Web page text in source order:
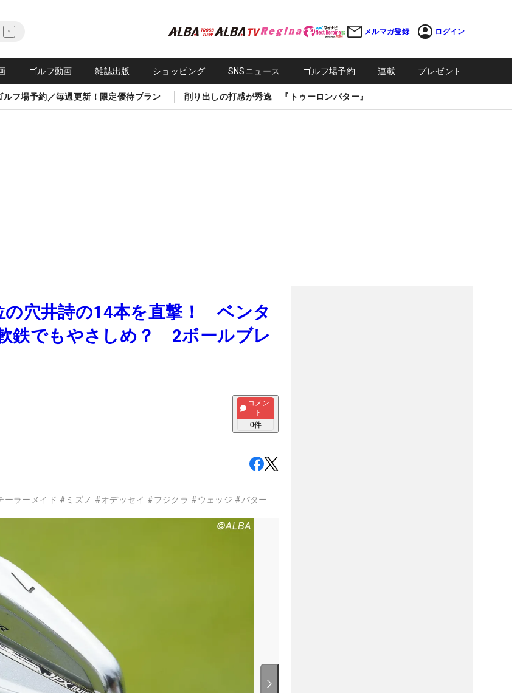
メルマガ登録 ログイン
ゴルフ動画 雑誌出版 ショッピング SNSニュース ゴルフ場予約 連載 プレゼント
ルフ場予約／毎週更新！限定優待プラン 削り出しの打感が秀逸 『トゥーロンパター』
の穴井詩の14本を直撃！ ベンタ
鉄でもやさしめ？ 2ボールブレ
コメン
ト
0件
ーラーメイド # ミズノ #オデッセイ #フジクラ #ウェッジ #パター